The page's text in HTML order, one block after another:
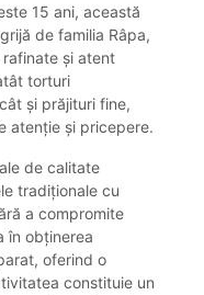
15 ani, această
de familia Râpa,
și atent
torturi
și prăjituri fine,
atenție și pricepere.
de calitate
tradiționale cu
a compromite
în obținerea
oferind o
constituie un